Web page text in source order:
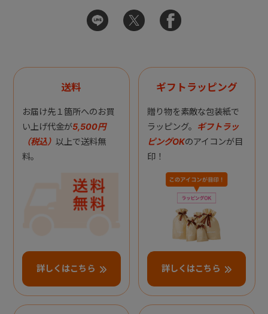
送料
お届け先１箇所へのお買
い上げ代金が5,500円
（税込） 以上で送料無
料。
詳しくはこちら
ギフトラッピング
贈り物を素敵な包装紙で
ラッピング。 ギフトラッ
ピングOKのアイコンが目
印！
詳しくはこちら